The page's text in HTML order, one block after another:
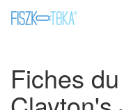
Fiches